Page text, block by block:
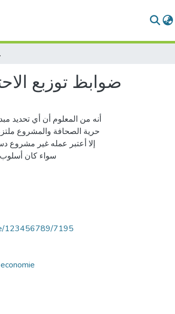
ضوابظ
ضوابظ توزبع
أنه من المعلوم أن أي تحديد
حرية الصحافة والمشروع
إلا أعتبر عمله غير مشروع
سواء كان أسلوب
123456789/7195